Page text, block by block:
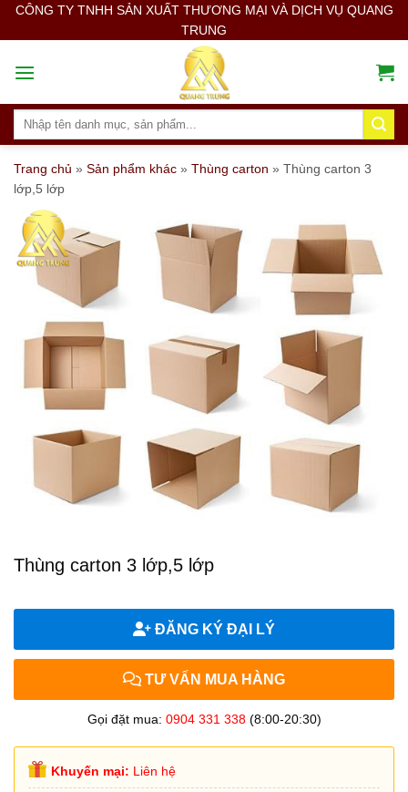
SkipCÔNG TY TNHH SẢN XUẤT THƯƠNG MẠI VÀ DỊCH VỤ QUANG
TRUNG
Search
Trang chủ » Sản phẩm khác » Thùng carton » Thùng carton 3
lớp,5 lớp
Thùng carton 3 lớp,5 lớp
ĐĂNG KÝ ĐẠI LÝ
TƯ VẤN MUA HÀNG
Gọi đặt mua: 0904 331 338(8:00-20:30)
Khuyến mại: Liên hệ